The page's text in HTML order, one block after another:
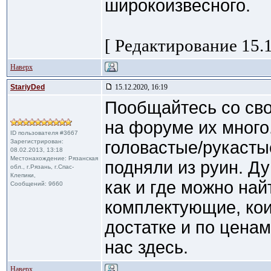
широкоизвесного.
[ Редактирование
Наверх
StariyDed 15.12.2020, 16:19
ID пользователя #3667
Зарегистрирован:
08.02.2013, 13:18
Местонахождение: Рязанская
обл., г.Рязань, г.Спас-
Клепики,
Сообщений: 9660
Пообщайтесь со
на форуме их
головастые/
подняли из руин.
как и где можно
комплектующие,
достатке и по
нас здесь.
Наверх